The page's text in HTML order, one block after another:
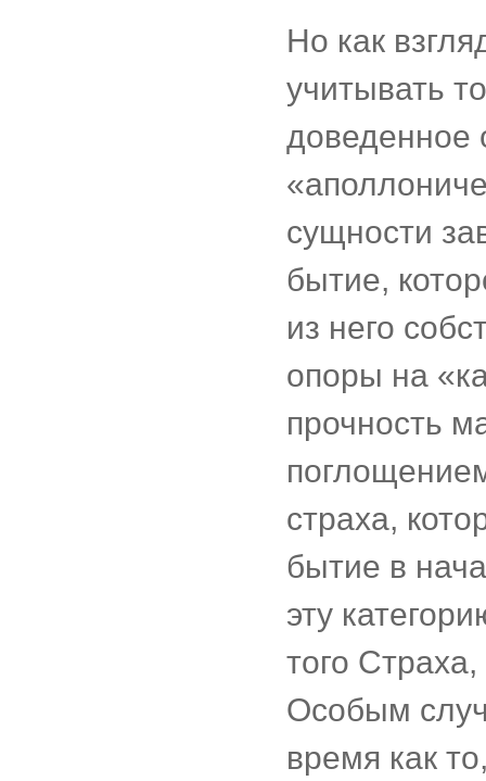
Но как
учитывать
доведенное
сущности
бытие,
из него
опоры на
прочность
страха,
бытие в
эту
того
Особым
время как